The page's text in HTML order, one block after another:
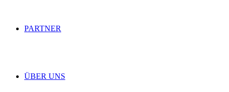
PARTNER
ÜBER UNS